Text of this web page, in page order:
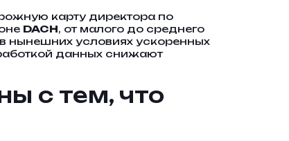
карту директора по
DACH, от малого до среднего
нынешних условиях ускоренных
данных снижают
с тем, что